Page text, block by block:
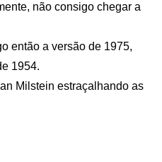
não consigo chegar a
então a versão de 1975,
1954.
Milstein estraçalhando as